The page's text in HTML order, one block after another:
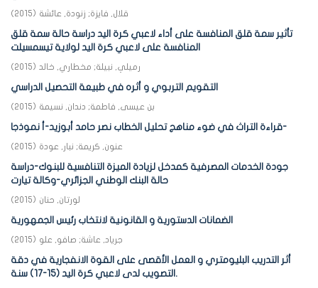
قلال, فايزة; زنودة, عائشة (
2015
)
تأثير سمة قلق المنافسة على أداء لاعبي كرة اليد دراسة حالة سمة قلق
المنافسة على لاعبي كرة اليد لولاية تيسمسيلت
رميلي, نبيلة; مخطاري, خالد (
2015
)
التقويم التربوي و أثره في طبيعة التحصيل الدراسي
بن عيسى, فاطمة; دندان, نسيمة (
2015
)
قراءة التراث في ضوء مناهج تحليل الخطاب نصر حامد أبوزيد-أ نموذجا-
عنون, كريمة; نبار, عودة (
2015
)
جودة الخدمات المصرفية كمدخل لزيادة الميزة التنافسية للبنوك-دراسة
حالة البنك الوطني الجزائري-وكالة تيارت
لورتان, حنان (
2015
)
الضمانات الدستورية و القانونية لانتخاب رئيس الجمهورية
جرياد, عاشة; صافو, علو (
2015
)
أثر التدريب البليومتري و العمل الأقصى على القوة الانفجارية في دقة
التصويب لدى لاعبي كرة اليد (15-17) سنة.